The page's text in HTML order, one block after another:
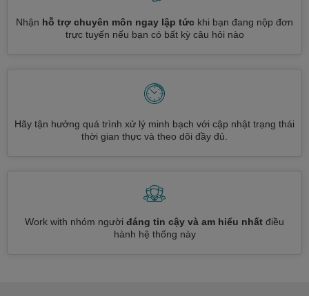
Nhận hỗ trợ chuyên môn ngay lập tức khi bạn đang nộp đơn
trực tuyến nếu bạn có bất kỳ câu hỏi nào
Hãy tận hưởng quá trình xử lý minh bạch với cập nhật trạng thái
thời gian thực và theo dõi đầy đủ.
Work with nhóm người đáng tin cậy và am hiểu nhất điều
hành hệ thống này